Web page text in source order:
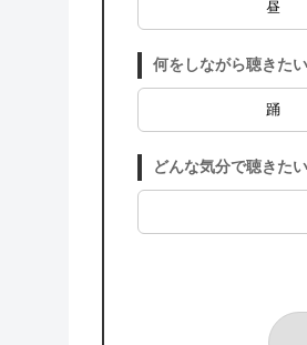
昼
何をしながら聴きた
踊
どんな気分で聴きた